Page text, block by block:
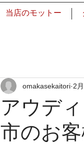
当店のモットー
アウデ
市のお
omakasekaitori 2